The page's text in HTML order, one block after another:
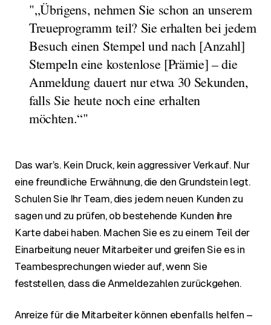
"„Übrigens, nehmen Sie schon an unserem
Treueprogramm teil? Sie erhalten bei jedem
Besuch einen Stempel und nach [Anzahl]
Stempeln eine kostenlose [Prämie] – die
Anmeldung dauert nur etwa 30 Sekunden,
falls Sie heute noch eine erhalten
möchten.“"
Das war’s. Kein Druck, kein aggressiver Verkauf. Nur
eine freundliche Erwähnung, die den Grundstein legt.
Schulen Sie Ihr Team, dies jedem neuen Kunden zu
sagen und zu prüfen, ob bestehende Kunden ihre
Karte dabei haben. Machen Sie es zu einem Teil der
Einarbeitung neuer Mitarbeiter und greifen Sie es in
Teambesprechungen wieder auf, wenn Sie
feststellen, dass die Anmeldezahlen zurückgehen.
Anreize für die Mitarbeiter können ebenfalls helfen –